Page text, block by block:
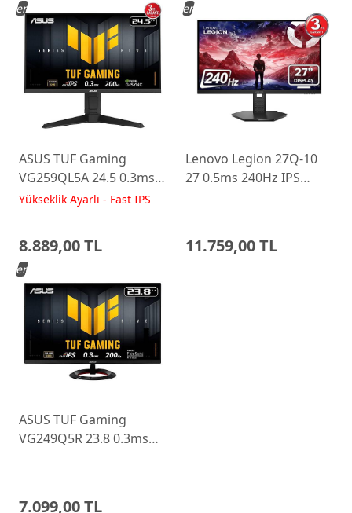
ASUS TUF Gaming
VG259QL5A 24.5 0.3ms
200Hz Fast IPS Yükseklik
Yükseklik Ayarlı - Fast IPS
8.889,00 TL
Yeni
Lenovo Legion 27Q-10
27 0.5ms 240Hz IPS
11.759,00 TL
Yeni
ASUS TUF Gaming
VG249Q5R 23.8 0.3ms
7.099,00 TL
Yeni